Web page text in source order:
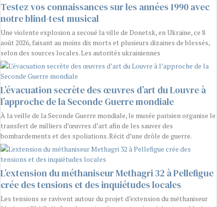
Testez vos connaissances sur les années 1990 avec
notre blind-test musical
Une violente explosion a secoué la ville de Donetsk, en Ukraine, ce 8
août 2026, faisant au moins dix morts et plusieurs dizaines de blessés,
selon des sources locales. Les autorités ukrainiennes
L’évacuation secrète des œuvres d’art du Louvre à
l’approche de la Seconde Guerre mondiale
À la veille de la Seconde Guerre mondiale, le musée parisien organise le
transfert de milliers d’œuvres d’art afin de les sauver des
bombardements et des spoliations. Récit d’une drôle de guerre.
L’extension du méthaniseur Methagri 32 à Pellefigue
crée des tensions et des inquiétudes locales
Les tensions se ravivent autour du projet d’extension du méthaniseur